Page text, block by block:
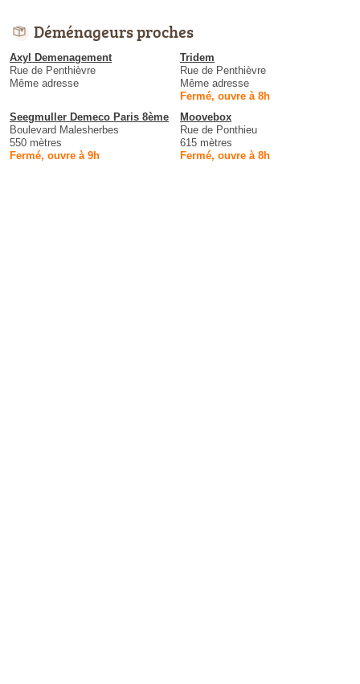
Déménageurs proches
Axyl Demenagement
Rue de Penthièvre
Même adresse
Tridem
Rue de Penthièvre
Même adresse
Fermé, ouvre à 8h
Seegmuller Demeco Paris 8ème
Boulevard Malesherbes
550 mètres
Fermé, ouvre à 9h
Moovebox
Rue de Ponthieu
615 mètres
Fermé, ouvre à 8h